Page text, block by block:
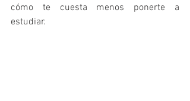
cómo te cuesta menos ponerte a
estudiar.